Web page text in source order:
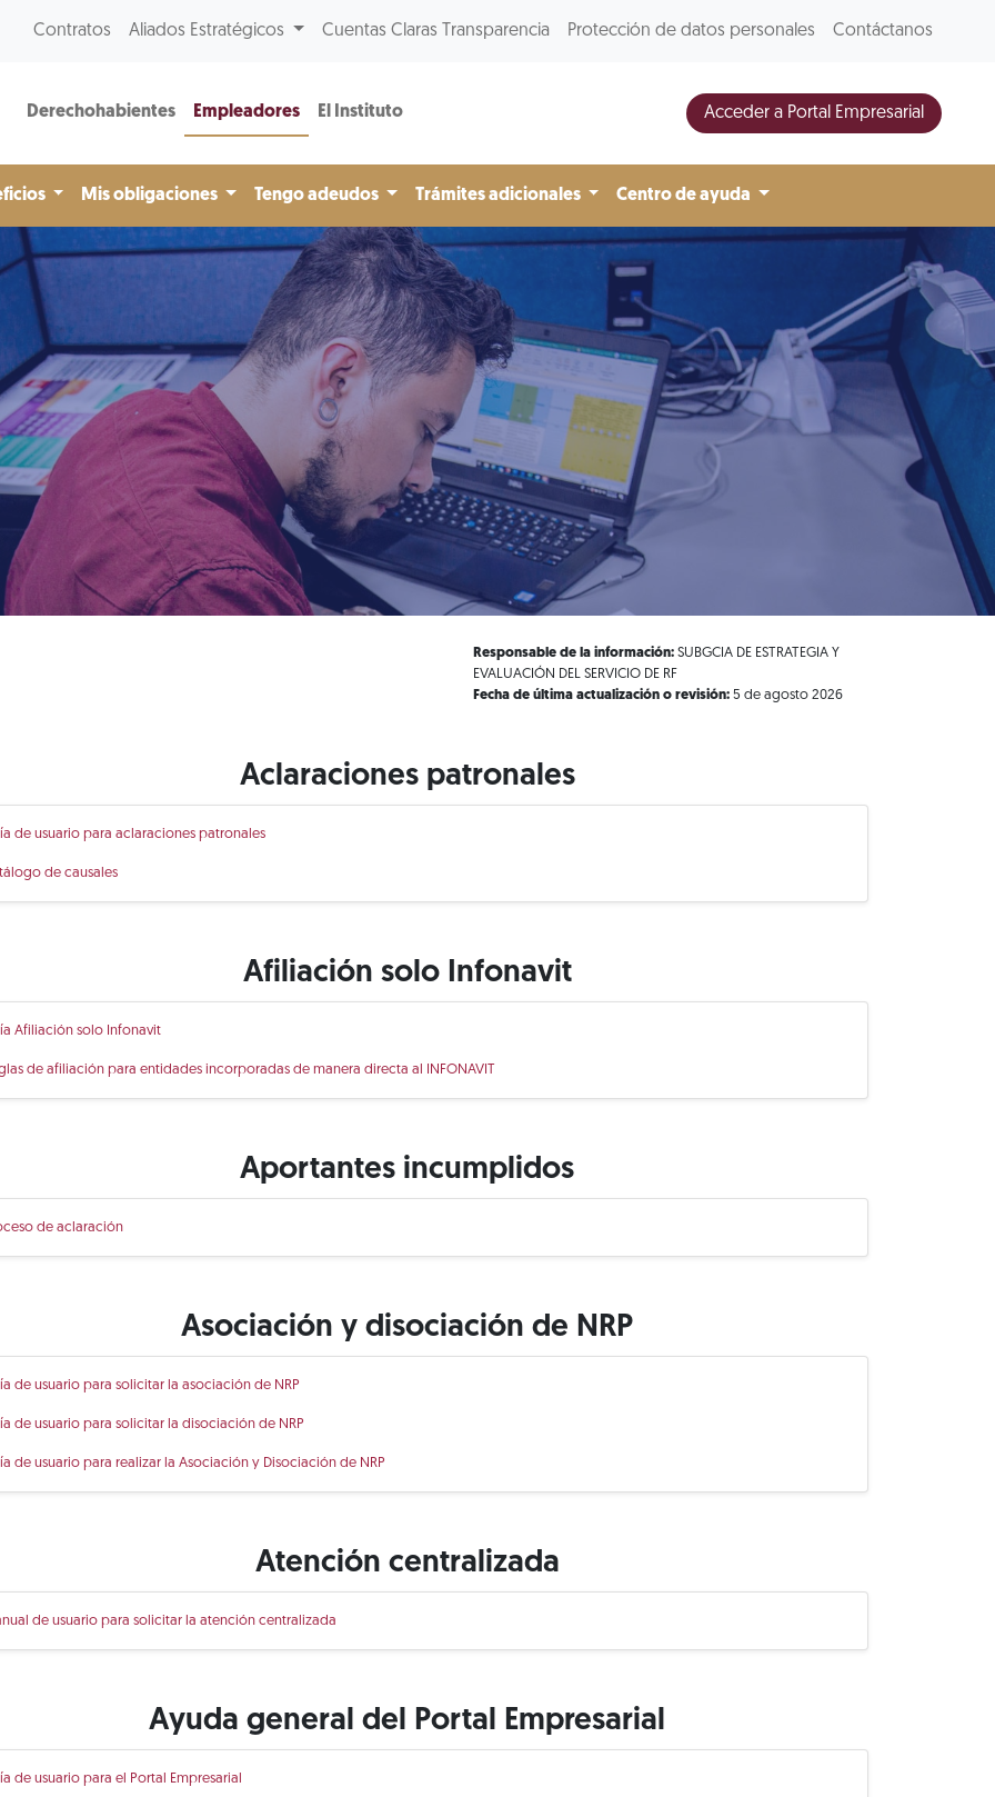
Contratos Aliados Estratégicos Cuentas Claras Transparencia Protección de datos personales Contáctanos
Derechohabientes Empleadores El Instituto Acceder a Portal Empresarial
Mis obligaciones Tengo adeudos Trámites adicionales Centro de ayuda
Responsable de la información: SUBGCIA DE ESTRATEGIA Y
EVALUACIÓN DEL SERVICIO DE RF
Fecha de última actualización o revisión: 5 de agosto 2026
Aclaraciones patronales
de usuario para aclaraciones patronales
de causales
Afiliación solo Infonavit
Afiliación solo Infonavit
de afiliación para entidades incorporadas de manera directa al INFONAVIT
Aportantes incumplidos
de aclaración
Asociación y disociación de NRP
de usuario para solicitar la asociación de NRP
de usuario para solicitar la disociación de NRP
de usuario para realizar la Asociación y Disociación de NRP
Atención centralizada
de usuario para solicitar la atención centralizada
Ayuda general del Portal Empresarial
de usuario para el Portal Empresarial